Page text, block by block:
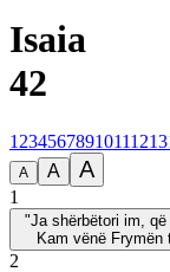
Isaia
42
1 2345678910111213
A A A
1
"Ja shërbëtori im,
Kam vënë Frymën
2